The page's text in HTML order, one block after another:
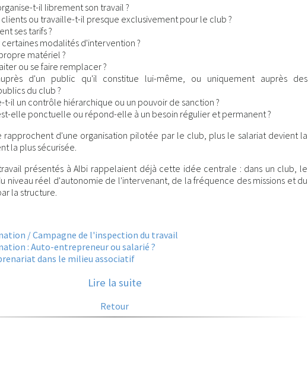
t-il librement son travail ?
ou travaille-t-il presque exclusivement pour le club ?
ses tarifs ?
modalités d'intervention ?
matériel ?
ou se faire remplacer ?
d'un public qu'il constitue lui-même, ou uniquement auprès des
du club ?
il un contrôle hiérarchique ou un pouvoir de sanction ?
elle ponctuelle ou répond-elle à un besoin régulier et permanent ?
rapprochent d'une organisation pilotée par le club, plus le salariat devient la
la plus sécurisée.
présentés à Albi rappelaient déjà cette idée centrale : dans un club, le
niveau réel d'autonomie de l'intervenant, de la fréquence des missions et du
la structure.
/ Campagne de l'inspection du travail
: Auto-entrepreneur ou salarié ?
dans le milieu associatif
Lire la suite
Retour